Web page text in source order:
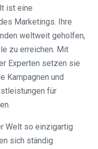
ist eine
Marketings. Ihre
weltweit geholfen,
zu erreichen. Mit
Experten setzen sie
Kampagnen und
für
Welt so einzigartig
sich ständig